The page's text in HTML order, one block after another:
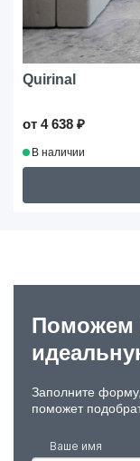
Quirinal
от 4 638 ₽
В наличии
Поможем
Заполните
поможет
Ваше имя